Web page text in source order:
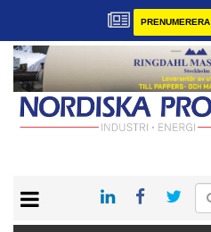
PRENUMERERA